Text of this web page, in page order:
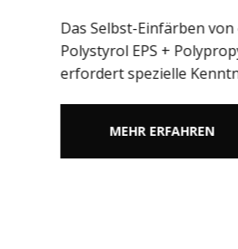
Das Selbst-Einfärben von
Polystyrol EPS +
erfordert spezielle
MEHR ERFAHREN